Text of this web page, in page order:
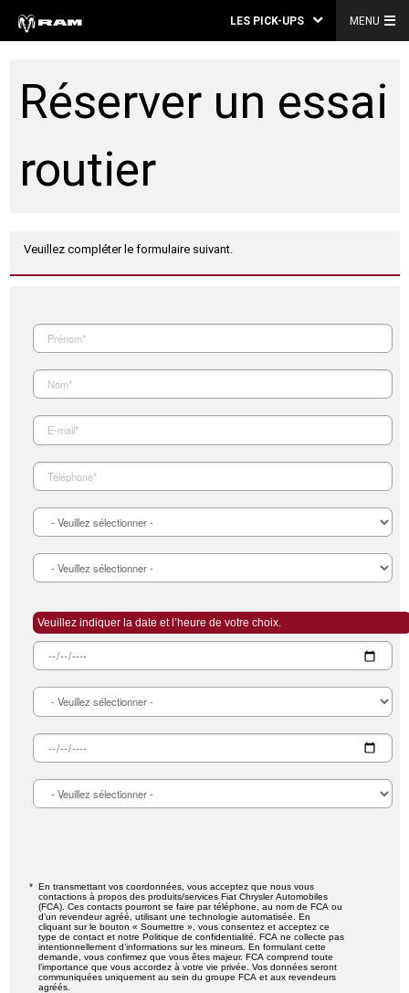
LES PICK-UPS MENU
Réserver un essai
routier
Veuillez compléter le formulaire suivant.
Veuillez indiquer la date et l’heure de votre choix.
En transmettant vos coordonnées, vous acceptez que nous vous
contactions à propos des produits/services Fiat Chrysler Automobiles
(FCA). Ces contacts pourront se faire par téléphone, au nom de FCA ou
d’un revendeur agréé, utilisant une technologie automatisée. En
cliquant sur le bouton « Soumettre », vous consentez et acceptez ce
type de contact et notre Politique de confidentialité. FCA ne collecte pas
intentionnellement d’informations sur les mineurs. En formulant cette
demande, vous confirmez que vous êtes majeur. FCA comprend toute
l’importance que vous accordez à votre vie privée. Vos données seront
communiquées uniquement au sein du groupe FCA et aux revendeurs
agréés.